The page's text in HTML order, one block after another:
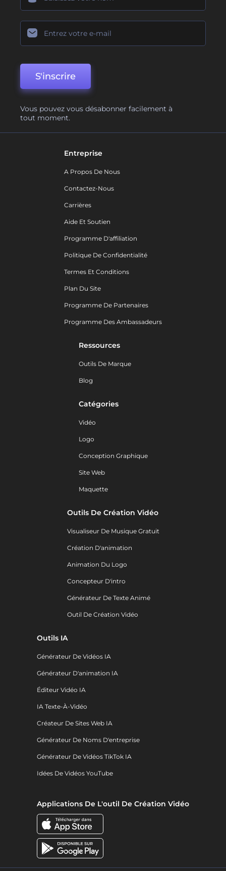
S'inscrire
Vous pouvez vous désabonner facilement à
tout moment.
Entreprise
A Propos De Nous
Contactez-Nous
Carrières
Aide Et Soutien
Programme D'affiliation
Politique De Confidentialité
Termes Et Conditions
Plan Du Site
Programme De Partenaires
Programme Des Ambassadeurs
Ressources
Outils De Marque
Blog
Catégories
Vidéo
Logo
Conception Graphique
Site Web
Maquette
Outils De Création Vidéo
Visualiseur De Musique Gratuit
Création D'animation
Animation Du Logo
Concepteur D'intro
Générateur De Texte Animé
Outil De Création Vidéo
Outils IA
Générateur De Vidéos IA
Générateur D'animation IA
Éditeur Vidéo IA
IA Texte-À-Vidéo
Créateur De Sites Web IA
Générateur De Noms D'entreprise
Générateur De Vidéos TikTok IA
Idées De Vidéos YouTube
Applications De L'outil De Création Vidéo